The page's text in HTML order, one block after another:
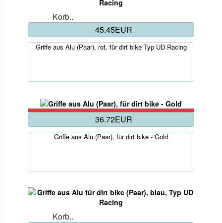
Korb..
45.45EUR
Griffe aus Alu (Paar), rot, für dirt bike Typ UD Racing
36.72EUR
Griffe aus Alu (Paar), für dirt bike - Gold
Korb..